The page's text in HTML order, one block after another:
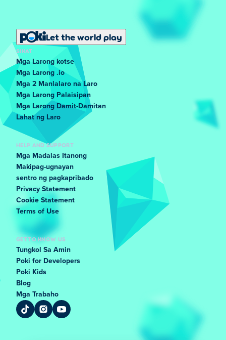
Let the world play
SIKAT
Mga Larong kotse
Mga Larong .io
Mga 2 Manlalaro na Laro
Mga Larong Palaisipan
Mga Larong Damit-Damitan
Lahat ng Laro
HELP AND SUPPORT
Mga Madalas Itanong
Makipag-ugnayan
sentro ng pagkapribado
Privacy Statement
Cookie Statement
Terms of Use
GET TO KNOW US
Tungkol Sa Amin
Poki for Developers
Poki Kids
Blog
Mga Trabaho